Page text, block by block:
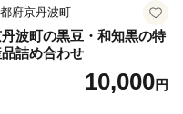
府京丹波町
波町の黒豆・和知黒の特
品詰め合わせ
10,000円